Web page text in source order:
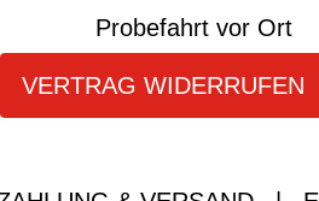
Probefahrt vor Ort
VERTRAG WIDERRUFEN